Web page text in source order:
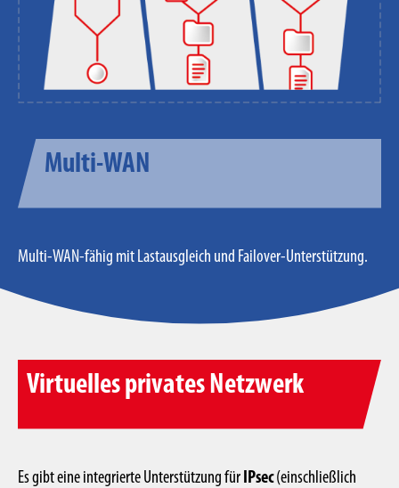
Multi-WAN
Multi-WAN-fähig mit Lastausgleich und Failover-Unterstützung.
Virtuelles privates Netzwerk
Es gibt eine integrierte Unterstützung für IPsec(einschließlich